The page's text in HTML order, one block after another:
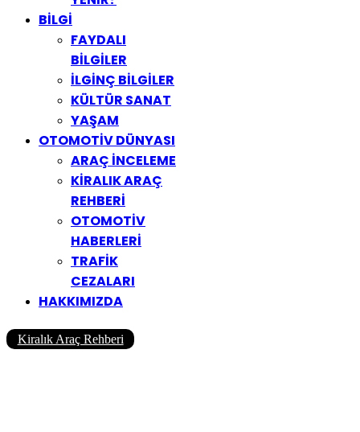
BİLGİ
FAYDALI
BİLGİLER
İLGİNÇ BİLGİLER
KÜLTÜR SANAT
YAŞAM
OTOMOTİV DÜNYASI
ARAÇ İNCELEME
KİRALIK ARAÇ
REHBERİ
OTOMOTİV
HABERLERİ
TRAFİK
CEZALARI
HAKKIMIZDA
Kiralık Araç Rehberi